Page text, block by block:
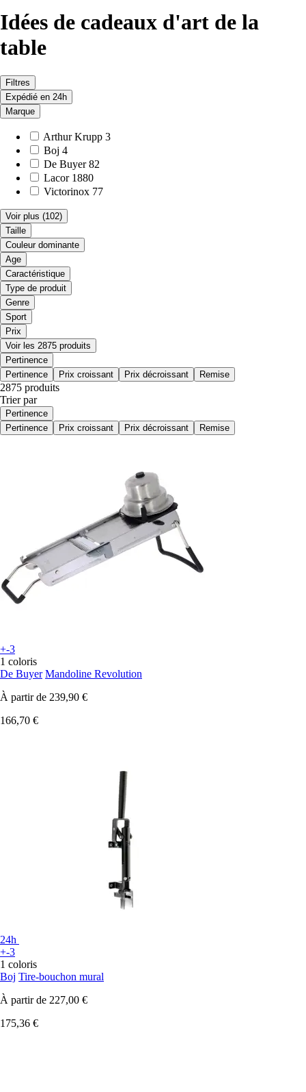
Idées de cadeaux d'art de la
table
Filtres
Expédié en 24h
Marque
Arthur Krupp 3
Boj 4
De Buyer 82
Lacor 1880
Victorinox 77
Voir plus (102)
Taille
Couleur dominante
Age
Caractéristique
Type de produit
Genre
Sport
Prix
Voir les 2875 produits
Pertinence
Pertinence
Prix croissant Prix décroissant Remise
2875 produits
Trier par
Pertinence
Pertinence
Prix croissant Prix décroissant Remise
+-3
1 coloris
De Buyer Mandoline Revolution
À partir de 239,90 €
166,70 €
24h
+-3
1 coloris
Boj Tire-bouchon mural
À partir de 227,00 €
175,36 €